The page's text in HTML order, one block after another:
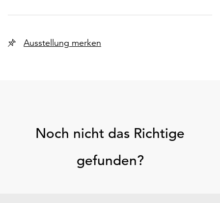
Ausstellung merken
Noch nicht das Richtige
gefunden?